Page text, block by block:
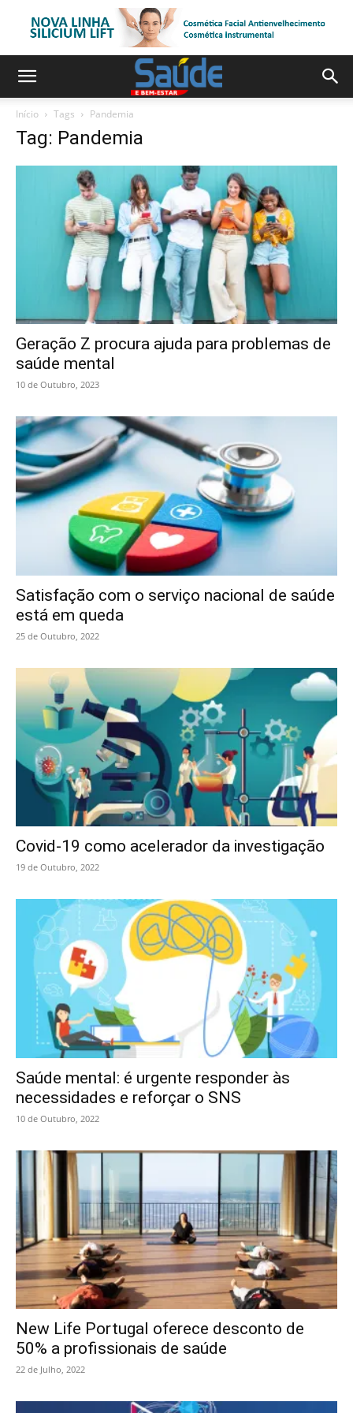
Início Tags Pandemia
Tag: Pandemia
Geração Z procura ajuda para problemas de
saúde mental
10 de Outubro, 2023
Satisfação com o serviço nacional de saúde
está em queda
25 de Outubro, 2022
Covid-19 como acelerador da investigação
19 de Outubro, 2022
Saúde mental: é urgente responder às
necessidades e reforçar o SNS
10 de Outubro, 2022
New Life Portugal oferece desconto de
50% a profissionais de saúde
22 de Julho, 2022